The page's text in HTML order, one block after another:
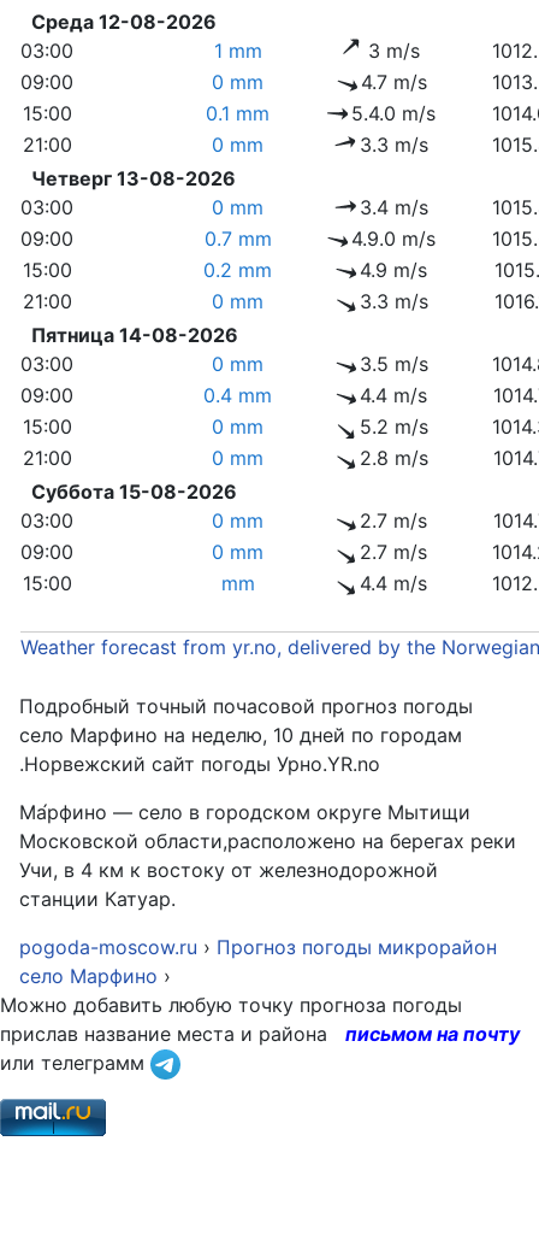
Среда 12-08-2026
03:00
1 mm 3 m/s
09:00
0 mm 4.7 m/s
15:00
0.1 mm 5.4.0 m/s
21:00
0 mm 3.3 m/s
Четверг 13-08-2026
03:00
0 mm 3.4 m/s
09:00
0.7 mm 4.9.0 m/s
15:00
0.2 mm 4.9 m/s
21:00
0 mm 3.3 m/s
Пятница 14-08-2026
03:00
0 mm 3.5 m/s
09:00
0.4 mm 4.4 m/s
15:00
0 mm 5.2 m/s
21:00
0 mm 2.8 m/s
Суббота 15-08-2026
03:00
0 mm 2.7 m/s
09:00
0 mm 2.7 m/s
15:00
mm 4.4 m/s
Weather forecast from yr.no, delivered by the
Подробный точный почасовой прогноз погоды
село Марфино на неделю, 10 дней по городам
.Норвежский сайт погоды Урно.YR.no
Ма́рфино — село в городском округе Мытищи
Московской области,расположено на берегах реки
Учи, в 4 км к востоку от железнодорожной
станции Катуар.
pogoda-moscow.ru › Прогноз погоды микрорайон
село Марфино ›
Можно добавить любую точку прогноза погоды
прислав название места и района
письмом на почту
или телеграмм